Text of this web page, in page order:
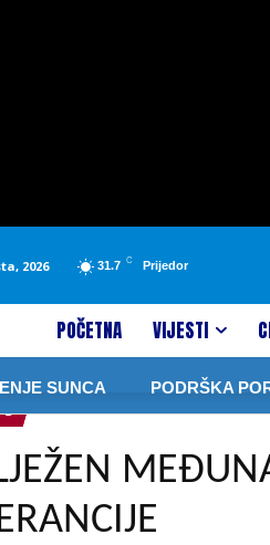
2026 31.7 C Prijedor
POČETNA VIJESTI
PODRŠKA